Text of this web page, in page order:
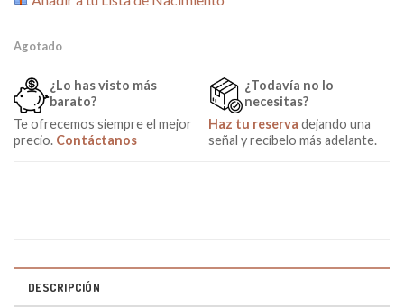
Agotado
¿Lo has visto más
barato?
Te ofrecemos siempre el mejor
precio. Contáctanos
¿Todavía no lo
necesitas?
Haz tu reserva dejando una
señal y recíbelo más adelante.
DESCRIPCIÓN